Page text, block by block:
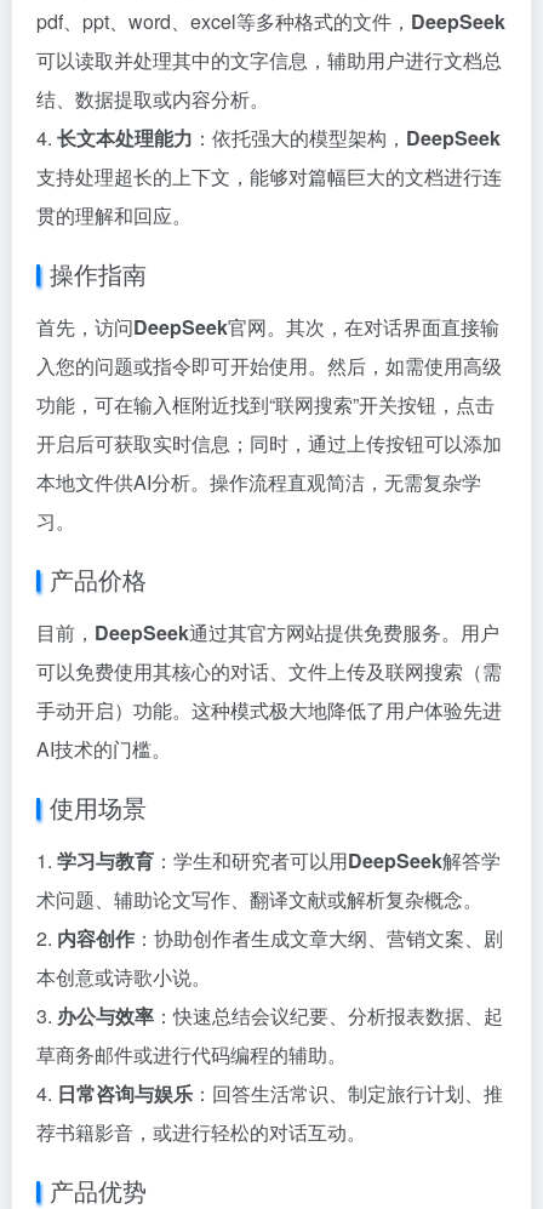
pdf、ppt、word、excel等多种格式的文件， DeepSeek
可以读取并处理其中的文字信息，辅助用户进行文档总
结、数据提取或内容分析。
4. 长文本处理能力 ：依托强大的模型架构， DeepSeek
支持处理超长的上下文，能够对篇幅巨大的文档进行连
贯的理解和回应。
操作指南
首先，访问DeepSeek官网。其次，在对话界面直接输
入您的问题或指令即可开始使用。然后，如需使用高级
功能，可在输入框附近找到“联网搜索”开关按钮，点击
开启后可获取实时信息；同时，通过上传按钮可以添加
本地文件供AI分析。操作流程直观简洁，无需复杂学
习。
产品价格
目前， DeepSeek通过其官方网站提供免费服务。用户
可以免费使用其核心的对话、文件上传及联网搜索（需
手动开启）功能。这种模式极大地降低了用户体验先进
AI技术的门槛。
使用场景
1. 学习与教育 ：学生和研究者可以用DeepSeek解答学
术问题、辅助论文写作、翻译文献或解析复杂概念。
2. 内容创作 ：协助创作者生成文章大纲、营销文案、剧
本创意或诗歌小说。
3. 办公与效率 ：快速总结会议纪要、分析报表数据、起
草商务邮件或进行代码编程的辅助。
4. 日常咨询与娱乐 ：回答生活常识、制定旅行计划、推
荐书籍影音，或进行轻松的对话互动。
产品优势